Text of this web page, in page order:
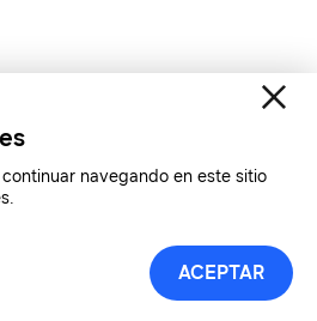
Rights Reserved.
navegando en este sitio
ACEPTAR